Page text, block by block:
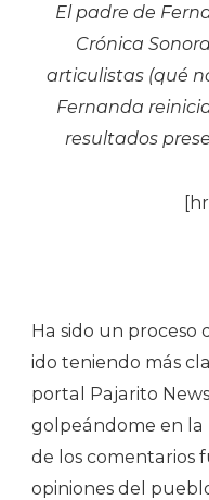
El padre de
Crónica
articulistas (qué
Fernanda
resultados
Ha sido un proceso
ido teniendo más
portal Pajarito
golpeándome en la
de los comentarios
opiniones del